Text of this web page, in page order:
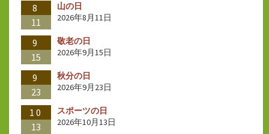
8
11
山の日
2026年8月11日
9
15
敬老の日
2026年9月15日
9
23
秋分の日
2026年9月23日
10
13
スポーツの日
2026年10月13日